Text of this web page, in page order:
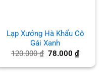
Lạp Xưởng Hà Khẩu Cô
Gái Xanh
120.000₫ Giá
là:
78.000₫Giá
tại